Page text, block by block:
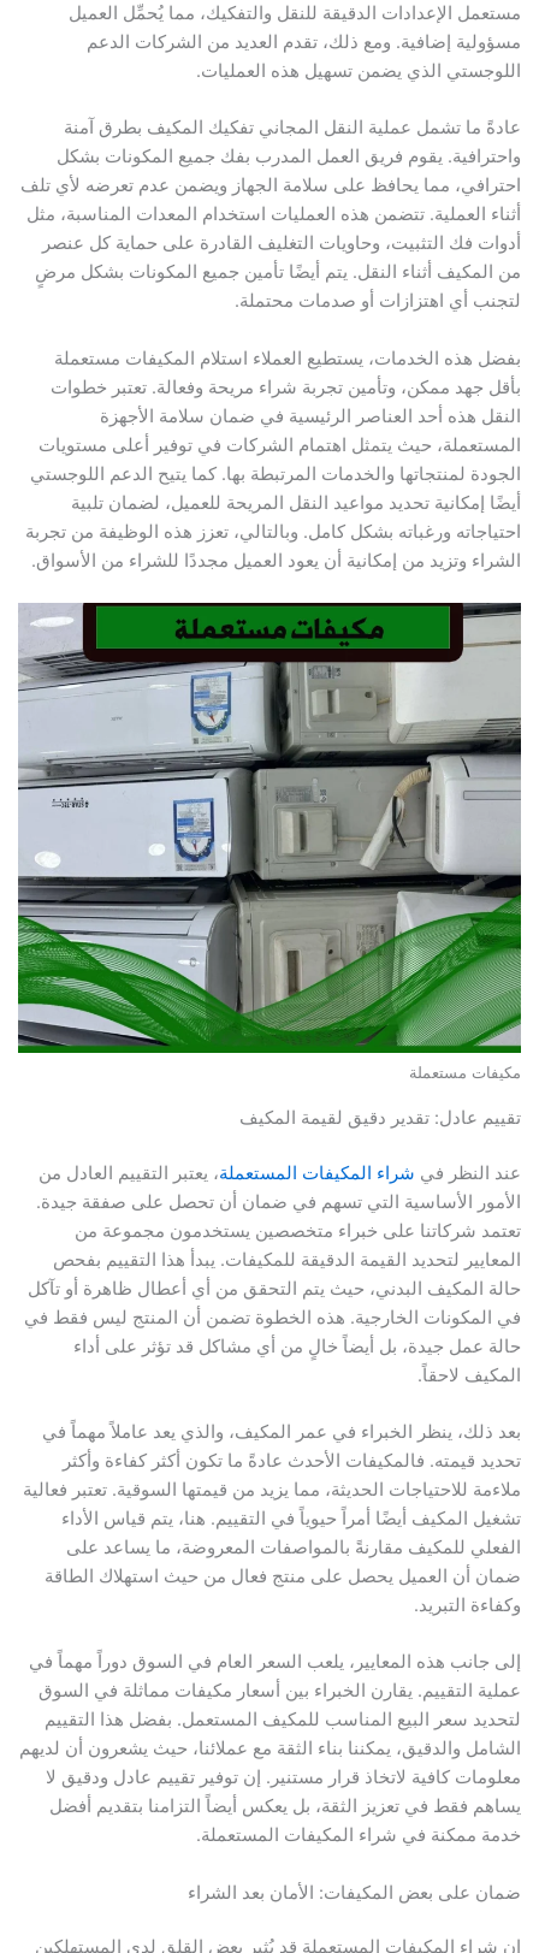
مستعمل الإعدادات الدقيقة للنقل والتفكيك، مما يُحمِّل العميل
مسؤولية إضافية. ومع ذلك، تقدم العديد من الشركات الدعم
اللوجستي الذي يضمن تسهيل هذه العمليات.
عادةً ما تشمل عملية النقل المجاني تفكيك المكيف بطرق آمنة
واحترافية. يقوم فريق العمل المدرب بفك جميع المكونات بشكل
احترافي، مما يحافظ على سلامة الجهاز ويضمن عدم تعرضه لأي تلف
أثناء العملية. تتضمن هذه العمليات استخدام المعدات المناسبة، مثل
أدوات فك التثبيت، وحاويات التغليف القادرة على حماية كل عنصر
من المكيف أثناء النقل. يتم أيضًا تأمين جميع المكونات بشكل مرضٍ
لتجنب أي اهتزازات أو صدمات محتملة.
بفضل هذه الخدمات، يستطيع العملاء استلام المكيفات مستعملة
بأقل جهد ممكن، وتأمين تجربة شراء مريحة وفعالة. تعتبر خطوات
النقل هذه أحد العناصر الرئيسية في ضمان سلامة الأجهزة
المستعملة، حيث يتمثل اهتمام الشركات في توفير أعلى مستويات
الجودة لمنتجاتها والخدمات المرتبطة بها. كما يتيح الدعم اللوجستي
أيضًا إمكانية تحديد مواعيد النقل المريحة للعميل، لضمان تلبية
احتياجاته ورغباته بشكل كامل. وبالتالي، تعزز هذه الوظيفة من تجربة
الشراء وتزيد من إمكانية أن يعود العميل مجددًا للشراء من الأسواق.
مكيفات مستعملة
تقييم عادل: تقدير دقيق لقيمة المكيف
عند النظر في شراء المكيفات المستعملة، يعتبر التقييم العادل من
الأمور الأساسية التي تسهم في ضمان أن تحصل على صفقة جيدة.
تعتمد شركاتنا على خبراء متخصصين يستخدمون مجموعة من
المعايير لتحديد القيمة الدقيقة للمكيفات. يبدأ هذا التقييم بفحص
حالة المكيف البدني، حيث يتم التحقق من أي أعطال ظاهرة أو تآكل
في المكونات الخارجية. هذه الخطوة تضمن أن المنتج ليس فقط في
حالة عمل جيدة، بل أيضاً خالٍ من أي مشاكل قد تؤثر على أداء
المكيف لاحقاً.
بعد ذلك، ينظر الخبراء في عمر المكيف، والذي يعد عاملاً مهماً في
تحديد قيمته. فالمكيفات الأحدث عادةً ما تكون أكثر كفاءة وأكثر
ملاءمة للاحتياجات الحديثة، مما يزيد من قيمتها السوقية. تعتبر فعالية
تشغيل المكيف أيضًا أمراً حيوياً في التقييم. هنا، يتم قياس الأداء
الفعلي للمكيف مقارنةً بالمواصفات المعروضة، ما يساعد على
ضمان أن العميل يحصل على منتج فعال من حيث استهلاك الطاقة
وكفاءة التبريد.
إلى جانب هذه المعايير، يلعب السعر العام في السوق دوراً مهماً في
عملية التقييم. يقارن الخبراء بين أسعار مكيفات مماثلة في السوق
لتحديد سعر البيع المناسب للمكيف المستعمل. بفضل هذا التقييم
الشامل والدقيق، يمكننا بناء الثقة مع عملائنا، حيث يشعرون أن لديهم
معلومات كافية لاتخاذ قرار مستنير. إن توفير تقييم عادل ودقيق لا
يساهم فقط في تعزيز الثقة، بل يعكس أيضاً التزامنا بتقديم أفضل
خدمة ممكنة في شراء المكيفات المستعملة.
ضمان على بعض المكيفات: الأمان بعد الشراء
إن شراء المكيفات المستعملة قد يُثير بعض القلق لدى المستهلكين